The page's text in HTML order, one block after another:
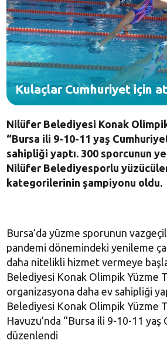
Kulaçlar Cumhuriyet için
Nilüfer Belediyesi Konak
“Bursa ili 9-10-11 yaş
sahipliği yaptı. 300 sporcunun
Nilüfer Belediyesporlu
kategorilerinin şampiyonu oldu.
Bursa’da yüzme sporunun
pandemi dönemindeki yenileme
daha nitelikli hizmet vermeye
Belediyesi Konak Olimpik Yüzme
organizasyona daha ev sahipliği
Belediyesi Konak Olimpik Yüzme
Havuzu’nda “Bursa ili 9-10-11 yaş
düzenlendi